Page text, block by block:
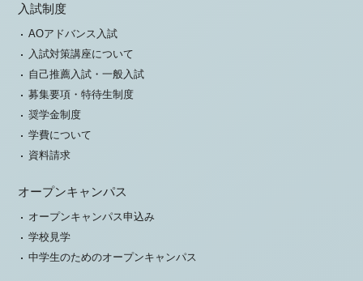
入試制度
AOアドバンス入試
入試対策講座について
自己推薦入試・一般入試
募集要項・特待生制度
奨学金制度
学費について
資料請求
オープンキャンパス
オープンキャンパス申込み
学校見学
中学生のためのオープンキャンパス